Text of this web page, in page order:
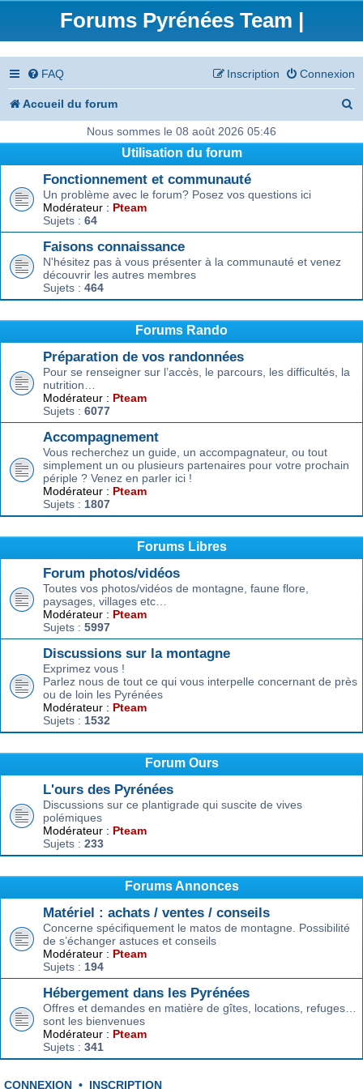
Forums Pyrénées Team |
FAQ Connexion
Inscription
Accueil du forum
e
Nous sommes le 08 août 2026 05:46
Utilisation du forum
Fonctionnement et communauté
Un problème avec le forum? Posez vos questions ici
Modérateur : Pteam
Sujets : 64
Faisons connaissance
N'hésitez pas à vous présenter à la communauté et venez
découvrir les autres membres
Sujets : 464
Forums Rando
Préparation de vos randonnées
Pour se renseigner sur l’accès, le parcours, les difficultés, la
nutrition…
Modérateur : Pteam
Sujets : 6077
Accompagnement
Vous recherchez un guide, un accompagnateur, ou tout
simplement un ou plusieurs partenaires pour votre prochain
périple ? Venez en parler ici !
Modérateur : Pteam
Sujets : 1807
Forums Libres
Forum photos/vidéos
Toutes vos photos/vidéos de montagne, faune flore,
paysages, villages etc…
Modérateur : Pteam
Sujets : 5997
Discussions sur la montagne
Exprimez vous !
Parlez nous de tout ce qui vous interpelle concernant de près
ou de loin les Pyrénées
Modérateur : Pteam
Sujets : 1532
Forum Ours
L'ours des Pyrénées
Discussions sur ce plantigrade qui suscite de vives
polémiques
Modérateur : Pteam
Sujets : 233
Forums Annonces
Matériel : achats / ventes / conseils
Concerne spécifiquement le matos de montagne. Possibilité
de s’échanger astuces et conseils
Modérateur : Pteam
Sujets : 194
Hébergement dans les Pyrénées
Offres et demandes en matière de gîtes, locations, refuges…
sont les bienvenues
Modérateur : Pteam
Sujets : 341
CONNEXION • INSCRIPTION